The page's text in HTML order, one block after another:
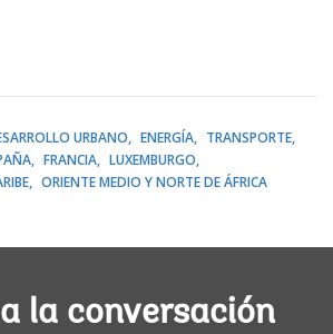
URBANO ENERGÍA
TRANSPORTE
FRANCIA
LUXEMBURGO
ORIENTE MEDIO Y NORTE DE ÁFRICA
la conversación